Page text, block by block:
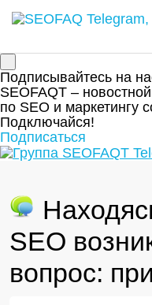
Подписывайтесь на
SEOFAQT –
по SEO и маркетингу
Подключайся!
Подписаться
SEO
вопрос: